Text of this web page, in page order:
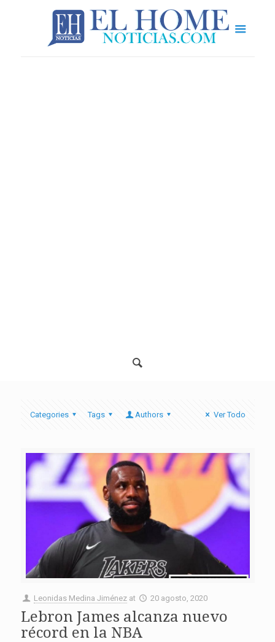
Categories Tags Authors Ver Todo
Leonidas Medina Jiménez at 20 agosto, 2020
Lebron James alcanza nuevo
récord en la NBA